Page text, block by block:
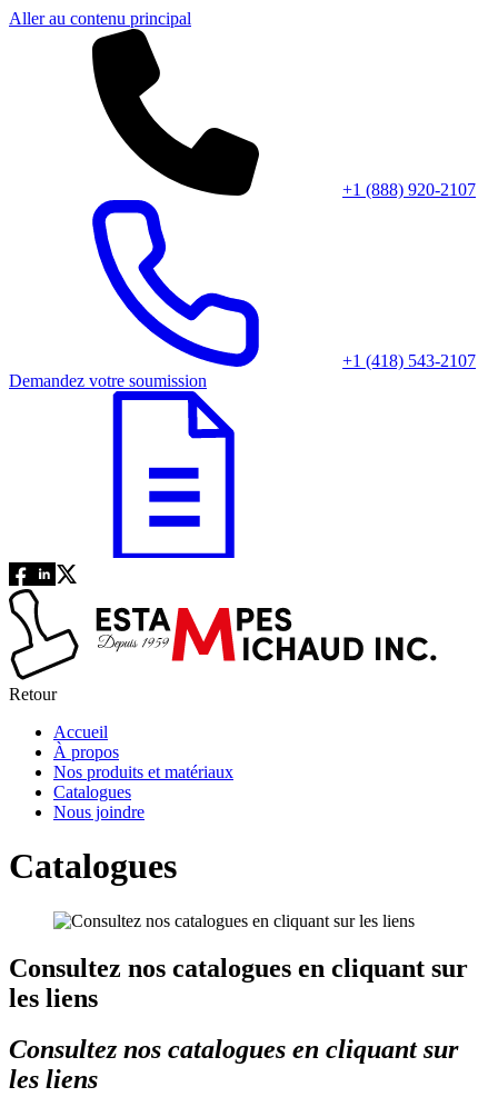
Aller au contenu principal
+1 (888) 920-2107
+1 (418) 543-2107
Demandez votre soumission
Retour
Accueil
À propos
Nos produits et matériaux
Catalogues
Nous joindre
Catalogues
Consultez nos catalogues en cliquant sur
les liens
Consultez nos catalogues en cliquant sur
les liens